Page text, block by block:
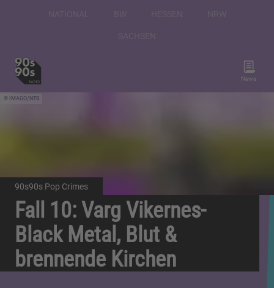
News
IMAGO/NTB
90s90s Pop Crimes
Fall 10: Varg Vikernes-
Black Metal, Blut &
brennende Kirchen